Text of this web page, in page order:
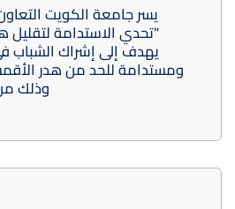
يسر جامعة الكويت
"تحدي الاستدامة
يهدف إلى إشراك الشباب
ومستدامة للحد من هدر
وذلك